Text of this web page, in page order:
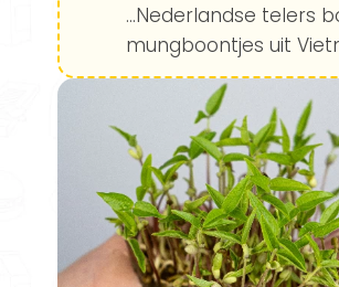
...Nederlandse telers
mungboontjes uit